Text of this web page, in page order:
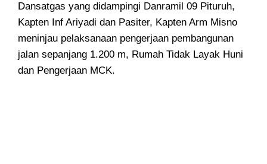
Dansatgas yang didampingi Danramil 09 Pituruh,
Kapten Inf Ariyadi dan Pasiter, Kapten Arm Misno
meninjau pelaksanaan pengerjaan pembangunan
jalan sepanjang 1.200 m, Rumah Tidak Layak Huni
dan Pengerjaan MCK.